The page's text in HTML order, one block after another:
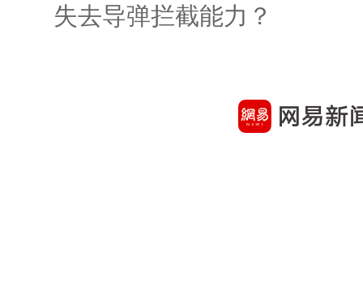
失去导弹拦截能力？